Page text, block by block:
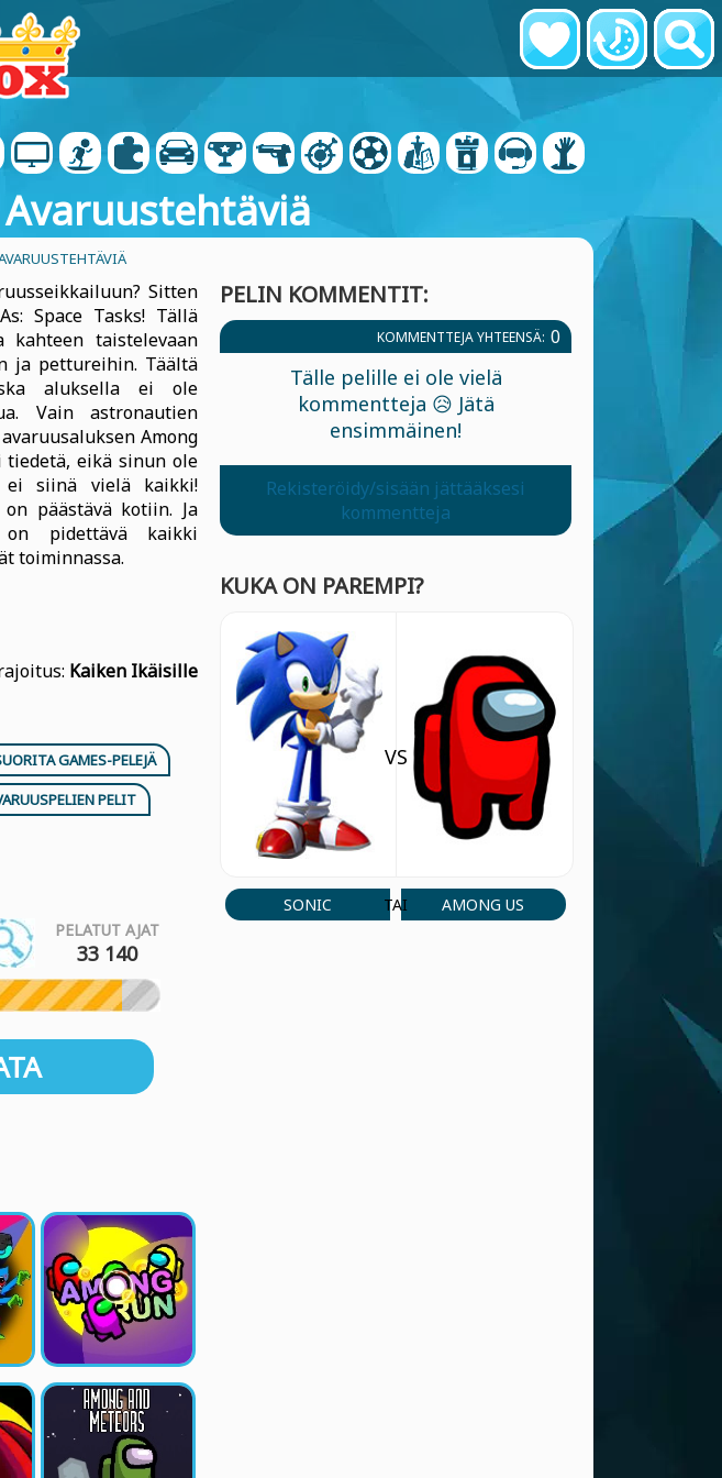
Sitten
Space Tasks! Tällä
taistelevaan
ja pettureihin. Täältä
aluksella ei ole
Vain astronautien
Among
eikä sinun ole
ei siinä vielä kaikki!
päästävä kotiin. Ja
pidettävä kaikki
toiminnassa.
Kaiken Ikäisille
GAMES-PELEJÄ
PELIT
PELATUT AJAT
33 140
PELIN KOMMENTIT:
KOMMENTTEJA YHTEENSÄ: 0
Tälle pelille ei ole vielä
kommentteja 😥 Jätä
ensimmäinen!
Rekisteröidy/sisään jättääksesi
kommentteja
KUKA ON PAREMPI?
SONIC
VS
TAI AMONG US